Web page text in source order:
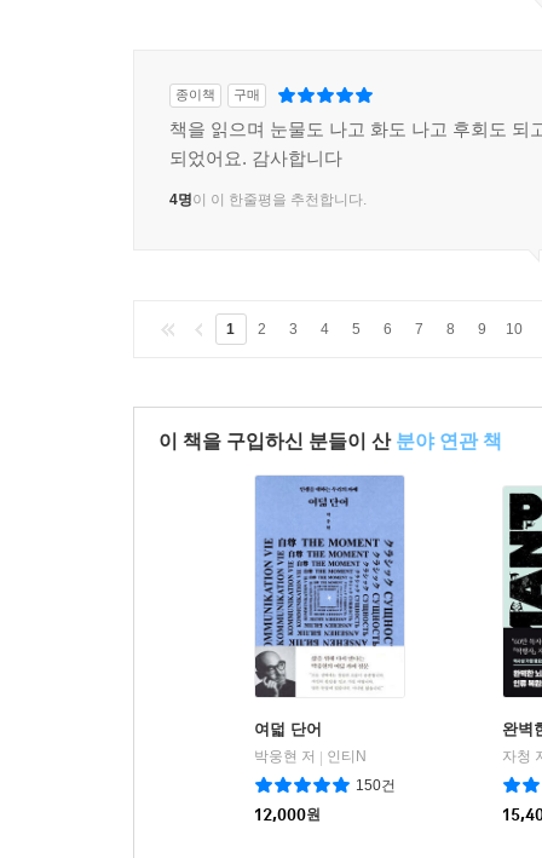
종이책 구매
책을 읽으며 눈물도 나고 화도 나고 후회도 되
되었어요. 감사합니다
4명이 이 한줄평을 추천합니다.
1 2 3 4 5 6 7 8 9 10
이 책을 구입하신 분들이 산 분야 연관 책
여덟 단어
박웅현 저 | 인티N
150건
12,000원
완벽
자청